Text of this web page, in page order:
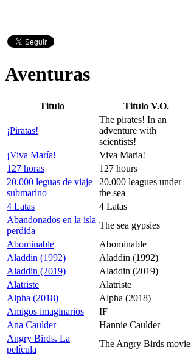
Aventuras
Titulo Titulo V.O.
¡Piratas!
The pirates! In an
adventure with
scientists!
¡Viva María! Viva Maria!
127 horas
127 hours
20.000 leguas de viaje
submarino
20.000 leagues under
the sea
4 Latas
4 Latas
Abandonados en la isla
perdida
The sea gypsies
Abominable
Abominable
Aladdin (1992)
Aladdin (1992)
Aladdin (2019)
Aladdin (2019)
Alatriste
Alatriste
Alpha (2018)
Alpha (2018)
Amigos imaginarios
IF
Ana Caulder
Hannie Caulder
Angry Birds. La
película
The Angry Birds movie